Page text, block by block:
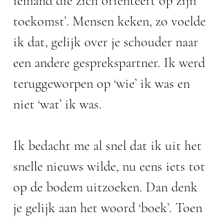
toekomst’. Mensen keken, zo voelde
ik dat, gelijk over je schouder naar
een andere gesprekspartner. Ik werd
teruggeworpen op ‘wie’ ik was en
niet ‘wat’ ik was.
Ik bedacht me al snel dat ik uit het
snelle nieuws wilde, nu eens iets tot
op de bodem uitzoeken. Dan denk
je gelijk aan het woord ‘boek’. Toen